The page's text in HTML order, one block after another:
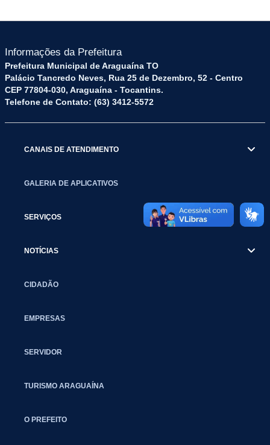
Informações da Prefeitura
Prefeitura Municipal de Araguaína TO
Palácio Tancredo Neves, Rua 25 de Dezembro, 52 - Centro
CEP 77804-030, Araguaína - Tocantins.
Telefone de Contato: (63) 3412-5572
CANAIS DE ATENDIMENTO
GALERIA DE APLICATIVOS
SERVIÇOS
NOTÍCIAS
CIDADÃO
EMPRESAS
SERVIDOR
TURISMO ARAGUAÍNA
O PREFEITO